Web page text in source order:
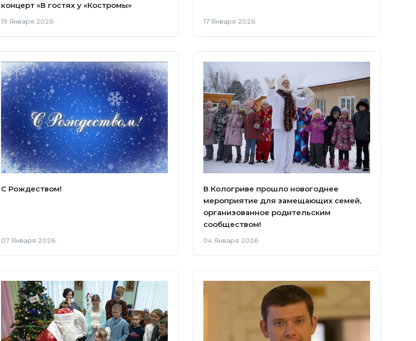
концерт «В гостях у «Костромы»
19 Января 2026 17 Января 2026
С Рождеством!
07 Января 2026
В Кологриве прошло новогоднее
мероприятие для замещающих семей,
организованное родительским
сообществом!
04 Января 2026